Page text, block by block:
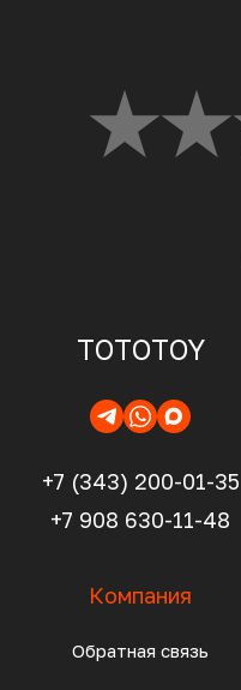
TOTOTOY
+7 (343) 200-01-35
+7 908 630-11-48
Компания
Обратная связь